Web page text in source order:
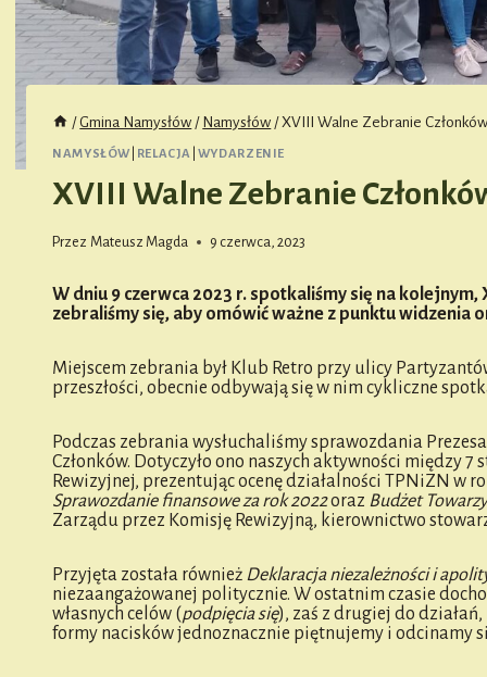
/ Gmina Namysłów / Namysłów / XVIII Walne Zebranie
NAMYSŁÓW RELACJA WYDARZENIE
XVIII Walne Zebranie
Przez Mateusz Magda 9 czerwca, 2023
W dniu 9 czerwca 2023 r. spotkaliśmy się na
zebraliśmy się, aby omówić ważne z punktu
Miejscem zebrania był Klub Retro przy ulicy
przeszłości, obecnie odbywają się w nim cykliczne
Podczas zebrania wysłuchaliśmy sprawozdania
Członków. Dotyczyło ono naszych aktywności między
Rewizyjnej, prezentując ocenę działalności TPNiZN w
Sprawozdanie finansowe za rok 2022oraz Budżet
Zarządu przez Komisję Rewizyjną, kierownictwo
Przyjęta została również Deklaracja niezależności i
niezaangażowanej politycznie. W ostatnim czasie
własnych celów (podpięcia się), zaś z drugiej do
formy nacisków jednoznacznie piętnujemy i odcinamy